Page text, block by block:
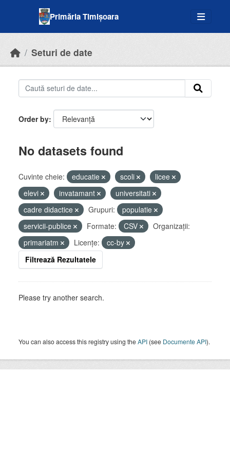
Primăria Timișoara
Seturi de date
Order by
No datasets found
Cuvinte cheie: educatie scoli
licee
elevi
invatamant
universitati
cadre didactice
Grupuri:
populatie
servicii-publice
Formate: CSV
Organizații:
primariatm
Licenţe:
cc-by
Filtrează Rezultatele
Please try another search.
You can also access this registry using theAPI (see Documente API).